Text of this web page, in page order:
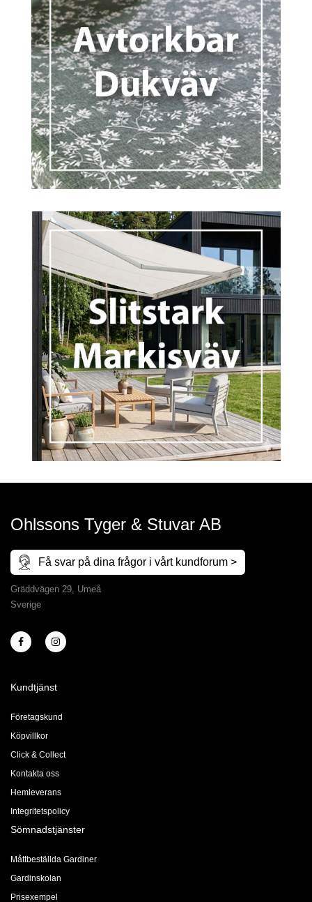
Ohlssons Tyger & Stuvar AB
Få svar på dina frågor i vårt kundforum >
Gräddvägen 29, Umeå
Sverige
Kundtjänst
Företagskund
Köpvillkor
Click & Collect
Kontakta oss
Hemleverans
Integritetspolicy
Sömnadstjänster
Måttbeställda Gardiner
Gardinskolan
Prisexempel